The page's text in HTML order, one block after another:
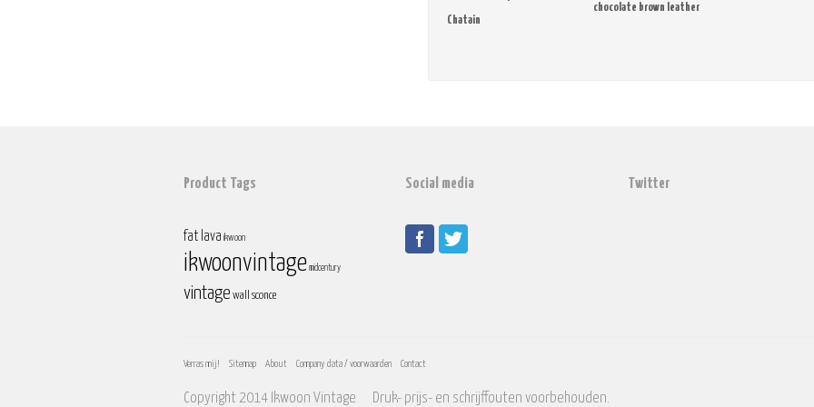
Chatain
chocolate brown leather
Product Tags
fat lava ikwoon
ikwoonvintage midcentury
vintage wall sconce
Social media Twitter
Verras mij! Sitemap About Company data / voorwaarden Contact
Copyright 2014 Ikwoon Vintage Druk- prijs- en schrijffouten